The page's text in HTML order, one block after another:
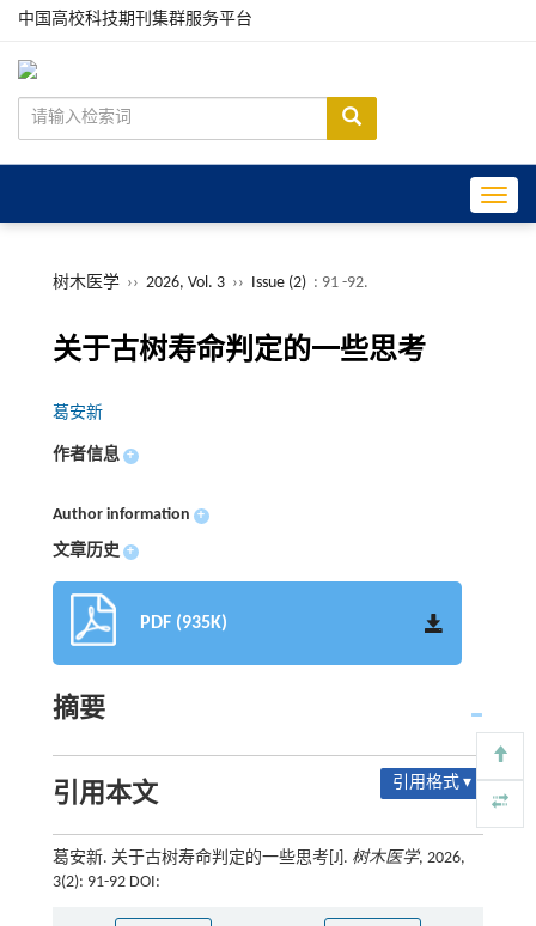
中国高校科技期刊集群服务平台
树木医学 ›› 2026, Vol. 3 ›› Issue (2) : 91 -92.
关于古树寿命判定的一些思考
葛安新
作者信息 +
Author information +
文章历史 +
PDF (935K)
摘要
引用本文 引用格式 ▾
葛安新. 关于古树寿命判定的一些思考[J]. 树木医学, 2026,
3(2): 91-92 DOI: